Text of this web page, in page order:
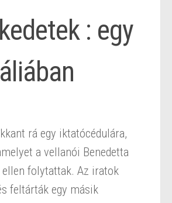
: egy
rá egy iktatócédulára,
a vellanói Benedetta
ellen folytattak. Az iratok
feltárták egy másik